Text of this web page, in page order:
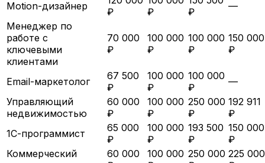
Motion-дизайнер
₽
₽
₽
—
Менеджер по
работе с
ключевыми
клиентами
70 000
₽
100 000
₽
100 000
₽
150 000
₽
Email-маркетолог
67 500
₽
100 000
₽
100 000
₽
—
Управляющий
недвижимостью
60 000
₽
100 000
₽
250 000
₽
192 911
₽
1С-программист
65 000
₽
100 000
₽
193 500
₽
150 000
₽
Коммерческий
60 000
100 000 250 000 225 000